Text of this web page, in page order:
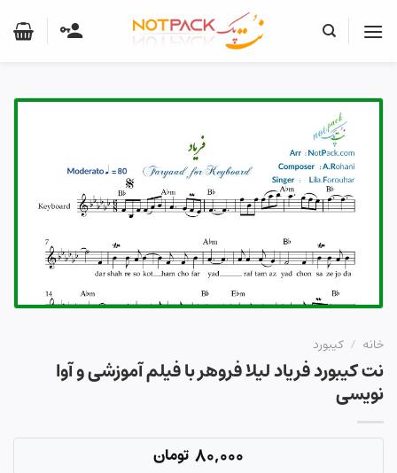
خانه / کیبورد
نت کیبورد فریاد لیلا فروهر با فیلم آموزشی و آوا
نویسی
80,000 تومان